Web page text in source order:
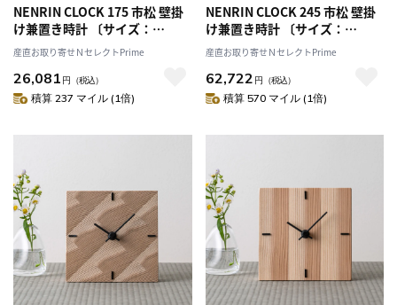
NENRIN CLOCK 175 市松 壁掛
け兼置き時計 〔サイズ：
W175×H175×D40mm、補助
脚付き、単三電池1本〕［北海
道・離島 配送不可］
産直お取り寄せＮセレクトPrime
26,081 円 （税込）
積算 237 マイル (1倍)
NENRIN CLOCK 245 市松 壁掛
け兼置き時計 〔サイズ：
W245×H245×D40mm、補助
脚付き、単三電池1本〕［北海
道・離島 配送不可］
産直お取り寄せＮセレクトPrime
62,722 円 （税込）
積算 570 マイル (1倍)